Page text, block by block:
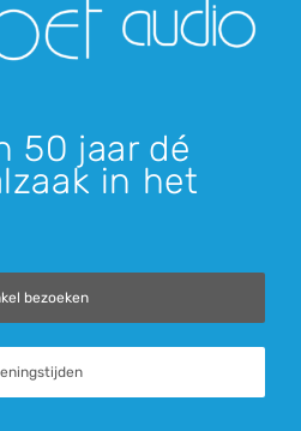
50 jaar dé
in het
bezoeken